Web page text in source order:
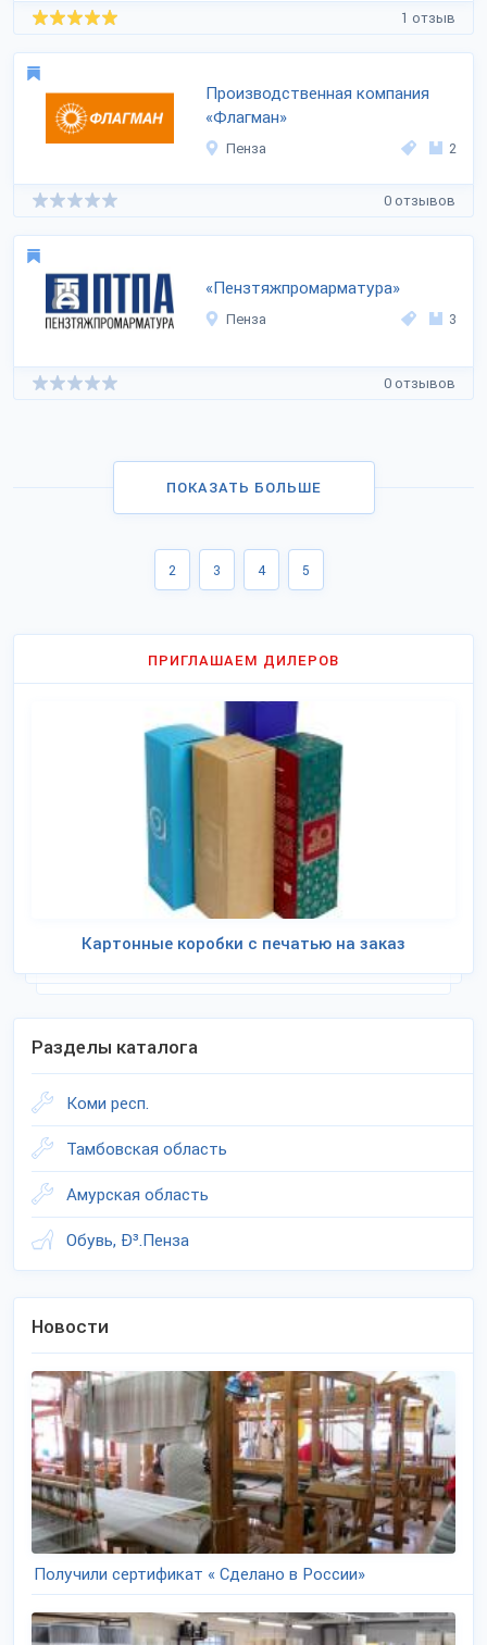
1 отзыв
Производственная компания
«Флагман»
Пенза 2
0 отзывов
«Пензтяжпромарматура»
Пенза 3
0 отзывов
ПОКАЗАТЬ БОЛЬШЕ
2 3 4 5
ПРИГЛАШАЕМ ДИЛЕРОВ
Картонные коробки с печатью на заказ
Разделы каталога
Коми респ.
Тамбовская область
Амурская область
Обувь, Ð³.Пенза
Новости
Получили сертификат « Сделано в России»